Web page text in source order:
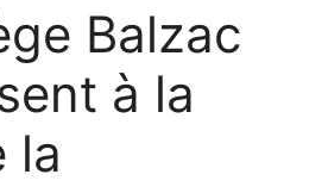
Balzac
à la
la